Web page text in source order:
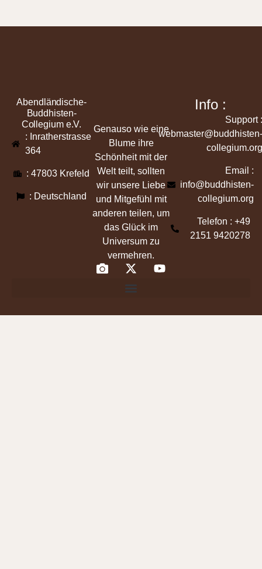
Abendländische-
Buddhisten-
Collegium e.V.
: Inratherstrasse
364
: 47803 Krefeld
: Deutschland
Genauso wie eine
Blume ihre
Schönheit mit der
Welt teilt, sollten
wir unsere Liebe
und Mitgefühl mit
anderen teilen, um
das Glück im
Universum zu
vermehren.
Info :
Support :
webmaster@buddhisten-
collegium.org
Email :
info@buddhisten-
collegium.org
Telefon : +49
2151 9420278